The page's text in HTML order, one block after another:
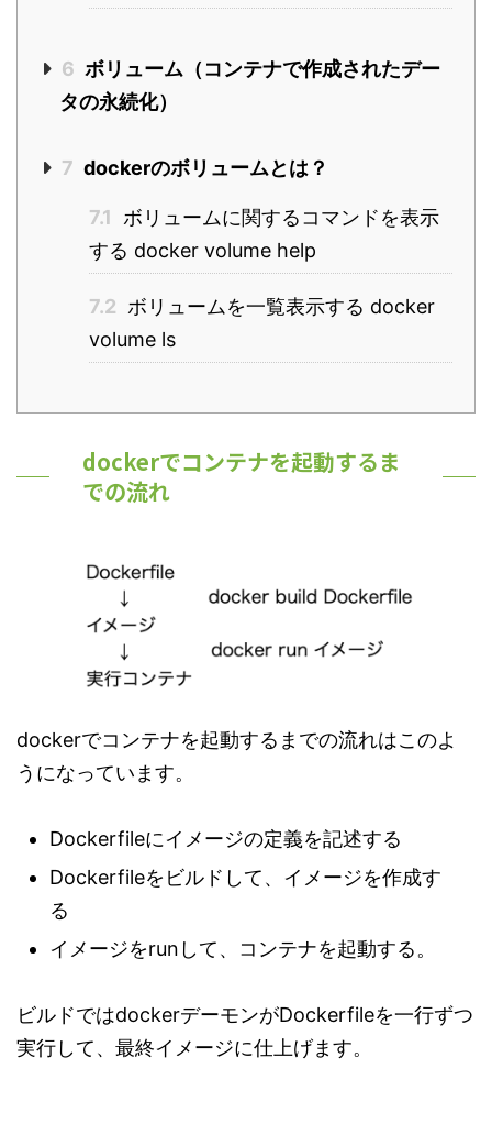
6 ボリューム（コンテナで作成されたデー
タの永続化）
7 dockerのボリュームとは？
7.1
ボリュームに関するコマンドを表示
する docker volume help
7.2 ボリュームを一覧表示する docker
volume ls
dockerでコンテナを起動するま
での流れ
dockerでコンテナを起動するまでの流れはこのよ
うになっています。
Dockerfileにイメージの定義を記述する
Dockerfileをビルドして、イメージを作成す
る
イメージをrunして、コンテナを起動する。
ビルドではdockerデーモンがDockerfileを一行ずつ
実行して、最終イメージに仕上げます。